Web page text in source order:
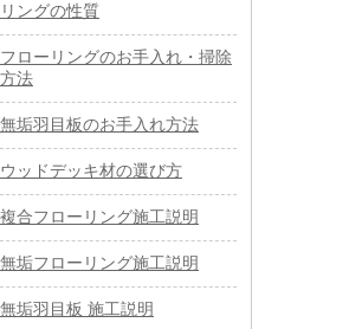
リングの性質
フローリングのお手入れ・掃除
方法
無垢羽目板のお手入れ方法
ウッドデッキ材の選び方
複合フローリング施工説明
無垢フローリング施工説明
無垢羽目板 施工説明